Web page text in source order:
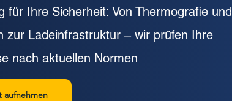
für Ihre Sicherheit: Von Thermografie und
zur Ladeinfrastruktur – wir prüfen Ihre
nach aktuellen Normen
aufnehmen